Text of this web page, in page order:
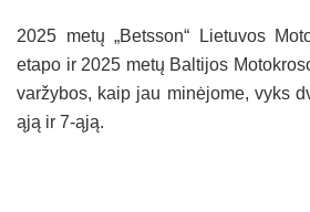
2025 metų „Betsson“ Lietuvos
etapo ir 2025 metų Baltijos
varžybos, kaip jau minėjome, vyks
ąją ir 7-ąją.